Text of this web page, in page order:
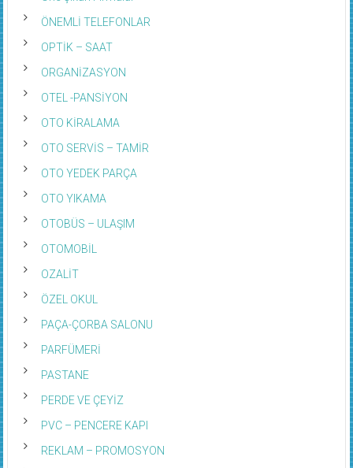
ÖNEMLİ TELEFONLAR
OPTİK – SAAT
ORGANİZASYON
OTEL -PANSİYON
OTO KİRALAMA
OTO SERVİS – TAMİR
OTO YEDEK PARÇA
OTO YIKAMA
OTOBÜS – ULAŞIM
OTOMOBİL
OZALİT
ÖZEL OKUL
PAÇA-ÇORBA SALONU
PARFÜMERİ
PASTANE
PERDE VE ÇEYİZ
PVC – PENCERE KAPI
REKLAM – PROMOSYON